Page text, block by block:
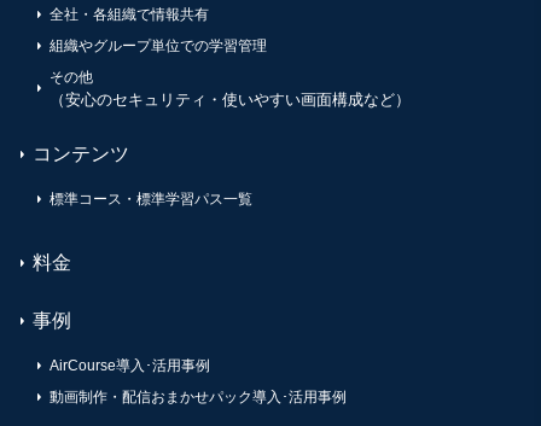
全社・各組織で情報共有
組織やグループ単位での学習管理
その他
（安心のセキュリティ・使いやすい画面構成など）
コンテンツ
標準コース・標準学習パス一覧
料金
事例
AirCourse導入･活用事例
動画制作・配信おまかせパック導入･活用事例